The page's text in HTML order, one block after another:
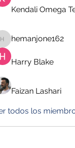
Kendali Omega
hemanjone162
hemanjone162
Harry Blake
Faizan Lashari
todos los